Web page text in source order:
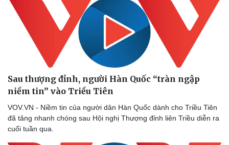
Sau thượng đỉnh, người Hàn Quốc “tràn ngập
niềm tin” vào Triều Tiên
VOV.VN - Niềm tin của người dân Hàn Quốc dành cho Triều Tiên
đã tăng nhanh chóng sau Hội nghị Thượng đỉnh liên Triều diễn ra
cuối tuần qua.